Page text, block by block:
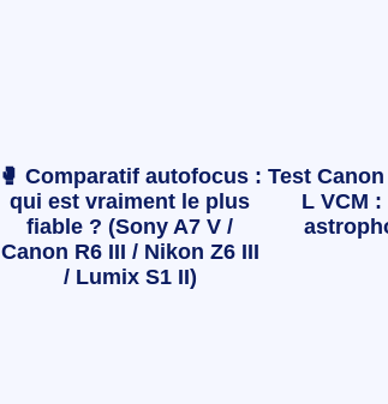
🥊 Comparatif autofocus :
qui est vraiment le plus
fiable ? (Sony A7 V /
Canon R6 III / Nikon Z6 III
/ Lumix S1 II)
Test
L VCM